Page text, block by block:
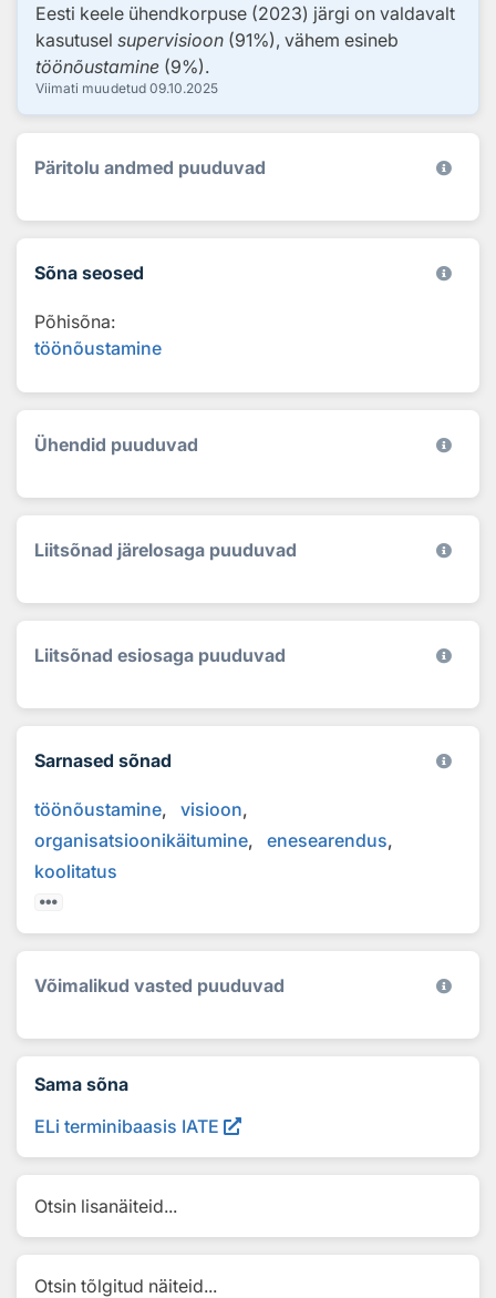
Eesti keele ühendkorpuse (2023) järgi on valdavalt
kasutusel supervisioon (91%), vähem esineb
töönõustamine (9%).
Viimati muudetud 09.10.2025
Päritolu andmed puuduvad
Sõna seosed
Põhisõna:
töönõustamine
Ühendid puuduvad
Liitsõnad järelosaga puuduvad
Liitsõnad esiosaga puuduvad
Sarnased sõnad
töönõustamine
visioon
organisatsioonikäitumine
enesearendus
koolitatus
Võimalikud vasted puuduvad
Sama sõna
ELi terminibaasis IATE
Otsin lisanäiteid...
Otsin tõlgitud näiteid...